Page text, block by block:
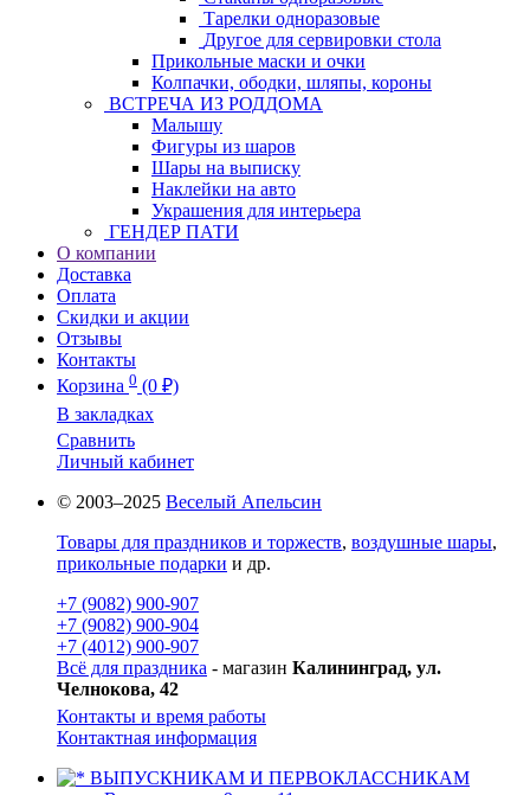
Тарелки одноразовые
Другое для сервировки стола
Прикольные маски и очки
Колпачки, ободки, шляпы, короны
ВСТРЕЧА ИЗ РОДДОМА
Малышу
Фигуры из шаров
Шары на выписку
Наклейки на авто
Украшения для интерьера
ГЕНДЕР ПАТИ
О компании
Доставка
Оплата
Скидки и акции
Отзывы
Контакты
Корзина 0 (0 ₽)
В закладках
Сравнить
Личный кабинет
© 2003–2025 Веселый Апельсин
Товары для праздников и торжеств, воздушные шары,
прикольные подарки и др.
+7 (9082) 900-907
+7 (9082) 900-904
+7 (4012) 900-907
Всё для праздника - магазин Калининград, ул.
Челнокова, 42
Контакты и время работы
Контактная информация
ВЫПУСКНИКАМ И ПЕРВОКЛАССНИКАМ